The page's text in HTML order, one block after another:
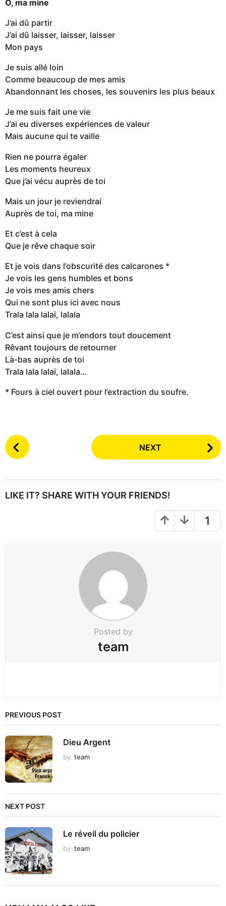
O, ma mine
J’ai dû partir
J’ai dû laisser, laisser, laisser
Mon pays
Je suis allé loin
Comme beaucoup de mes amis
Abandonnant les choses, les souvenirs les plus beaux
Je me suis fait une vie
J’ai eu diverses expériences de valeur
Mais aucune qui te vaille
Rien ne pourra égaler
Les moments heureux
Que j’ai vécu auprès de toi
Mais un jour je reviendrai
Auprès de toi, ma mine
Et c’est à cela
Que je rêve chaque soir
Et je vois dans l’obscurité des calcarones *
Je vois les gens humbles et bons
Je vois mes amis chers
Qui ne sont plus ici avec nous
Trala lala lalaï, lalala
C’est ainsi que je m’endors tout doucement
Rêvant toujours de retourner
Là-bas auprès de toi
Trala lala lalaï, lalala…
* Fours à ciel ouvert pour l’extraction du soufre.
P
o
P
NEXT
LIKE IT? SHARE WITH YOUR FRIENDS!
1
Posted by
team
PREVIOUS POST
Dieu Argent
by team
NEXT POST
Le réveil du policier
by team